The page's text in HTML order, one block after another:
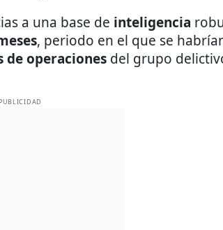
a una base de inteligencia
, periodo en el que se
de operaciones del grupo
PUBLICIDAD